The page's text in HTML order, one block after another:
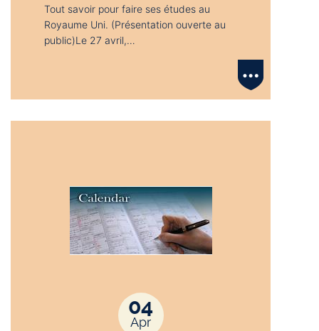
Tout savoir pour faire ses études au
Royaume Uni. (Présentation ouverte au
public)Le 27 avril,…
04
Apr